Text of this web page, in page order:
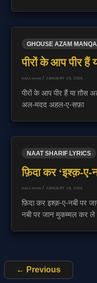
GHOUSE AZAM
पीरों के आप पीर हैं
RAZA KHAN/JANUARY 19, 2026
पीरों के आप पीर हैं या ग़ौस
अल-मदद अहल-ए-सफ़ा
NAAT SHARIF LYRICS
फ़िदा कर ‘इश्क़-ए-
RAZA KHAN/ JANUARY 19, 2026
फ़िदा कर इश्क़-ए-नबी पर
नबी पर जान मुकम्मल कर ले
← Previous